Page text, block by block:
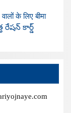
के लिए बीमा
రేషన్ కార్డ్